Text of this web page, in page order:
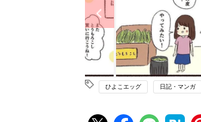
ひよこエッグ 日記・マンガ